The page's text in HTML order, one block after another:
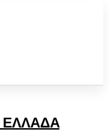
ΕΛΛΑΔΑ